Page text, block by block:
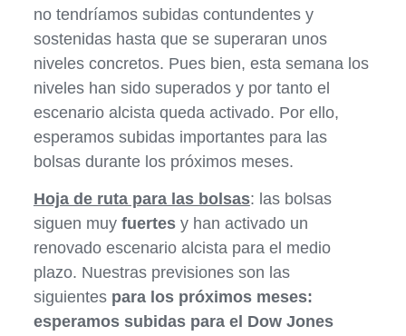
no tendríamos subidas contundentes y
sostenidas hasta que se superaran unos
niveles concretos. Pues bien, esta semana los
niveles han sido superados y por tanto el
escenario alcista queda activado. Por ello,
esperamos subidas importantes para las
bolsas durante los próximos meses.
Hoja de ruta para las bolsas: las bolsas
siguen muy fuertesy han activado un
renovado escenario alcista para el medio
plazo. Nuestras previsiones son las
siguientes para los próximos meses:
esperamos subidas para el Dow Jones